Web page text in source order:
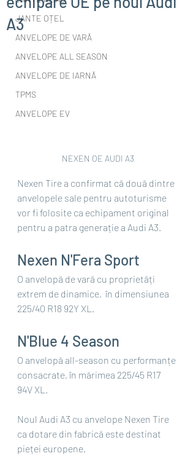
JANTE OȚEL
ANVELOPE DE VARĂ
ANVELOPE ALL SEASON
ANVELOPE DE IARNĂ
TPMS
ANVELOPE EV
A3
NEXEN OE AUDI A3
Nexen Tire a confirmat că două dintre
anvelopele sale pentru autoturisme
vor fi folosite ca echipament original
pentru a patra generație a Audi A3.
Nexen N'Fera Sport
O anvelopă de vară cu proprietăți
extrem de dinamice,  în dimensiunea
225/40 R18 92Y XL.
N'Blue 4 Season
O anvelopă all-season cu performanțe
consacrate, în mărimea 225/45 R17
94V XL.
Noul Audi A3 cu anvelope Nexen Tire
ca dotare din fabrică este destinat
pieței europene.